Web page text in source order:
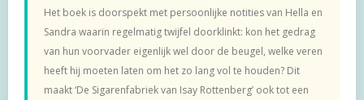
Het boek is doorspekt met persoonlijke notities van Hella en
Sandra waarin regelmatig twijfel doorklinkt: kon het gedrag
van hun voorvader eigenlijk wel door de beugel, welke veren
heeft hij moeten laten om het zo lang vol te houden? Dit
maakt ‘De Sigarenfabriek van Isay Rottenberg’ ook tot een